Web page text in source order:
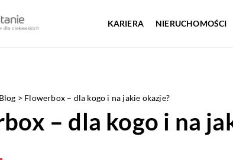
KARIERA NIERUCHOMOŚCI
Blog > Flowerbox – dla kogo i na jakie okazje?
– dla kogo i na